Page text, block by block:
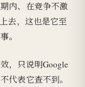
内、在竞争不激
去，这也是它至
。
，只说明Google
代表它查不到。